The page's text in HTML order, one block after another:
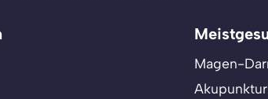
Magen-